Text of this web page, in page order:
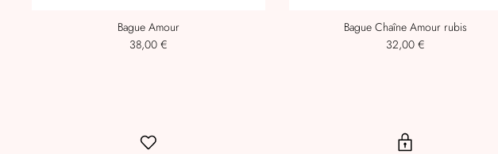
Bague Amour
38,00 €
Bague Chaîne Amour rubis
32,00 €